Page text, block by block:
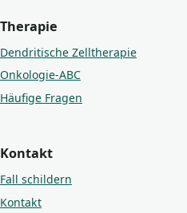
Therapie
Dendritische Zelltherapie
Onkologie-ABC
Häufige Fragen
Kontakt
Fall schildern
Kontakt